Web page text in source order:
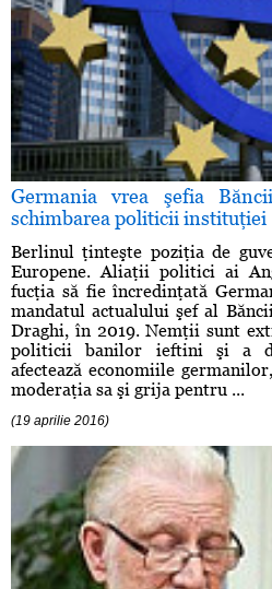
Germania vrea şefia
schimbarea politicii instituţiei
Berlinul ţinteşte poziţia de
Europene. Aliaţii politici ai
fucţia să fie încredinţată
mandatul actualului şef al
Draghi, în 2019. Nemţii sunt
politicii banilor ieftini şi a
afectează economiile
moderaţia sa şi grija pentru ...
(19 aprilie 2016)